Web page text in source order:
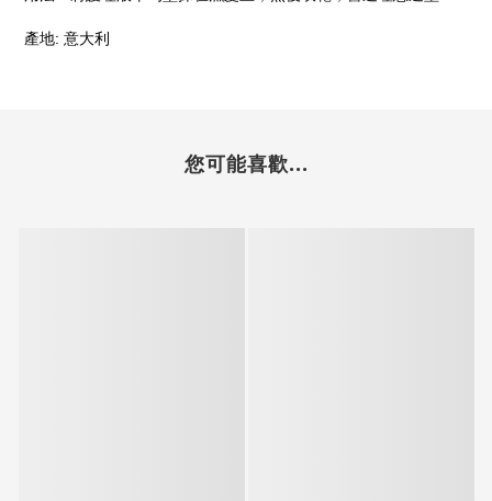
產地: 意大利
您可能喜歡...